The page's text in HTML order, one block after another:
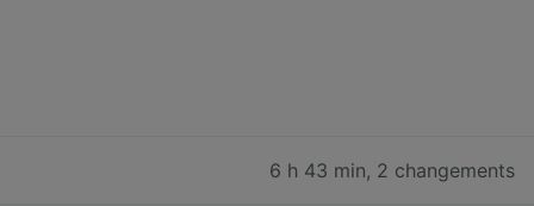
6 h 43 min, 2 changements